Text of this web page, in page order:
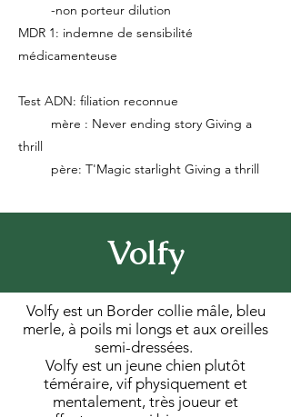
-non porteur dilution
MDR 1: indemne de sensibilité
médicamenteuse
Test ADN: filiation reconnue
mère : Never ending story Giving a
thrill
père: T'Magic starlight Giving a thrill
Volfy
Volfy est un Border collie mâle, bleu
merle, à poils mi longs et aux oreilles
semi-dressées.
Volfy est un jeune chien plutôt
téméraire, vif physiquement et
mentalement, très joueur et